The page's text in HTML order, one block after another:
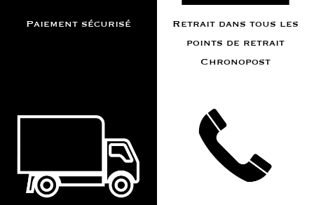
Paiement sécurisé
Retrait dans tous les
points de retrait
Chronopost